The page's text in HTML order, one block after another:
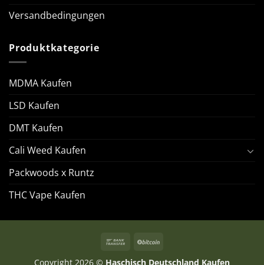
Versandbedingungen
Produktkategorie
MDMA Kaufen
LSD Kaufen
DMT Kaufen
Cali Weed Kaufen
Packwoods x Runtz
THC Vape Kaufen
Copyright 2026 © Haschisch Deutschland Kaufen